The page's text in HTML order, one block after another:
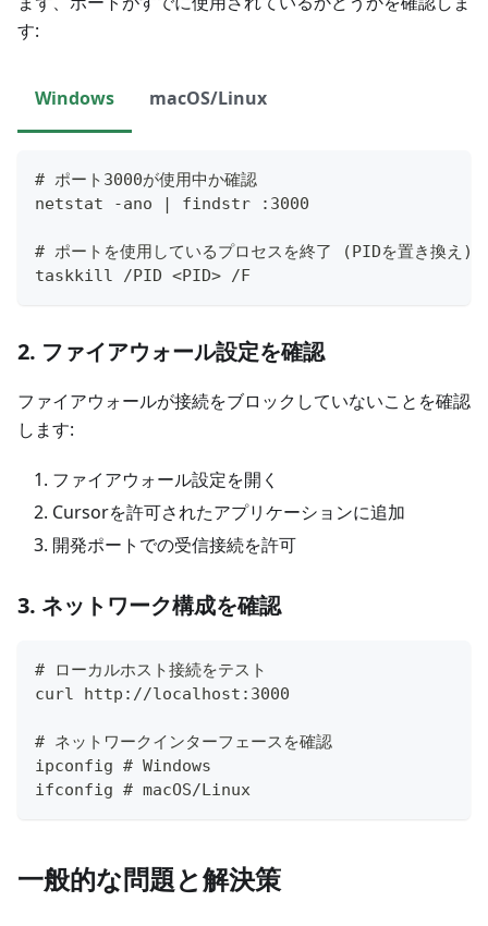
す:
Windows macOS/Linux
# ポート3000が使用中か確認
netstat -ano | findstr :3000
# ポートを使用しているプロセスを終了 (PIDを置き換え)
taskkill /PID <PID> /F
2. ファイアウォール設定を確認
ファイアウォールが接続をブロックしていないことを確認
します:
ファイアウォール設定を開く
Cursorを許可されたアプリケーションに追加
開発ポートでの受信接続を許可
3. ネットワーク構成を確認
# ローカルホスト接続をテスト
curl http://localhost:3000
# ネットワークインターフェースを確認
ipconfig # Windows
ifconfig # macOS/Linux
一般的な問題と解決策